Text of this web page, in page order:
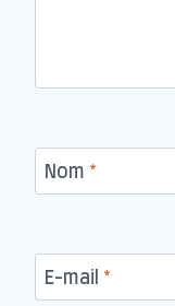
Nom *
E-mail *